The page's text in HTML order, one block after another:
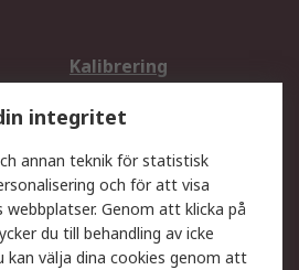
Kalibrering
Teknisk Support
Exportlösningar
Retur av varor
integritet
annan teknik för statistisk
och för att visa
Genom att klicka på
du till behandling av icke
kan välja dina cookies genom att